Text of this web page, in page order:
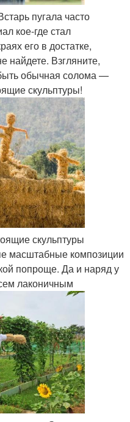
пугала часто
кое-где стал
его в достатке,
найдете. Взгляните,
обычная солома —
скульптуры!
скульптуры
масштабные композиции
попроще. Да и наряд у
лаконичным